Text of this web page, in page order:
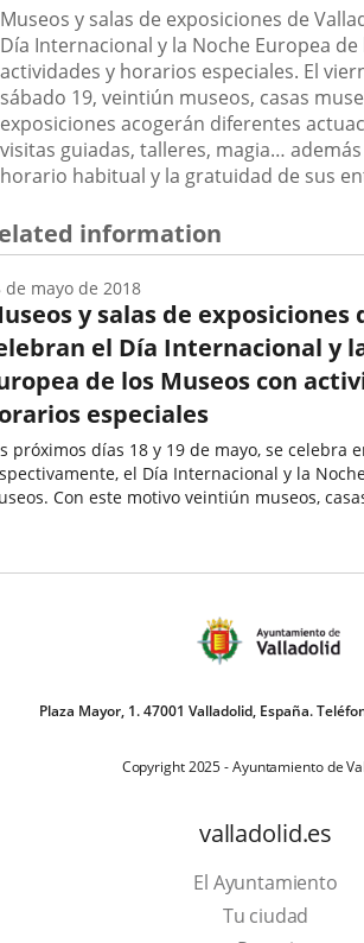
Descripción
Museos y salas de exposiciones de
Día Internacional y la Noche Europea
actividades y horarios especiales. El
sábado 19, veintiún museos, casas
exposiciones acogerán diferentes
visitas guiadas, talleres, magia…
horario habitual y la gratuidad de sus
information
y salas de exposiciones
el Día Internacional y
de los Museos con
especiales
próximos días 18 y 19 de mayo, se celebra
el Día Internacional y la
Con este motivo veintiún museos,
de mayo de 2018
Plaza Mayor, 1. 47001 Valladolid, España.
Copyright 2025 - Ayuntamiento de
valladolid.es
El Ayuntamiento
Tu ciudad